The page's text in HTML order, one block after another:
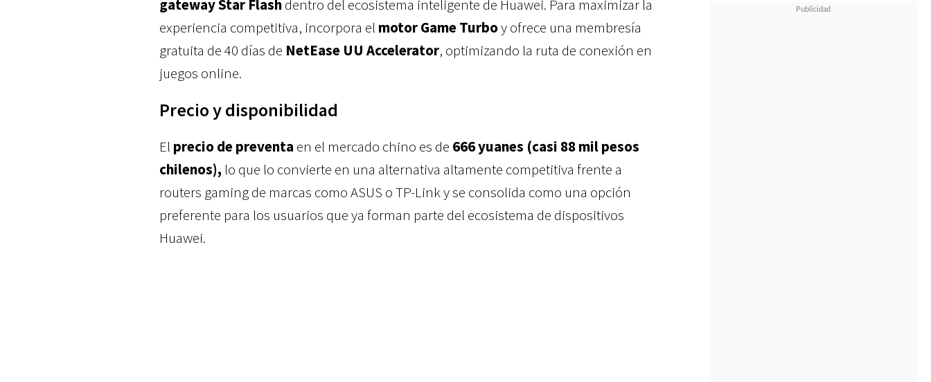
gateway Star Flashdentro del ecosistema inteligente de Huawei. Para maximizar la
experiencia competitiva, incorpora el motor Game Turboy ofrece una membresía
gratuita de 40 días de NetEase UU Accelerator, optimizando la ruta de conexión en
juegos online.
Precio y disponibilidad
El precio de preventa en el mercado chino es de 666 yuanes (casi 88 mil pesos
chilenos), lo que lo convierte en una alternativa altamente competitiva frente a
routers gaming de marcas como ASUS o TP-Link y se consolida como una opción
preferente para los usuarios que ya forman parte del ecosistema de dispositivos
Huawei.